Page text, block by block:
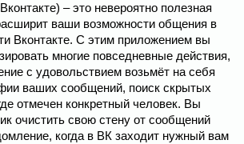
– это невероятно полезная
ваши возможности общения в
Вконтакте. С этим приложением вы
многие повседневные действия,
с удовольствием возьмёт на себя
ваших сообщений, поиск скрытых
отмечен конкретный человек. Вы
очистить свою стену от сообщений
когда в ВК заходит нужный вам